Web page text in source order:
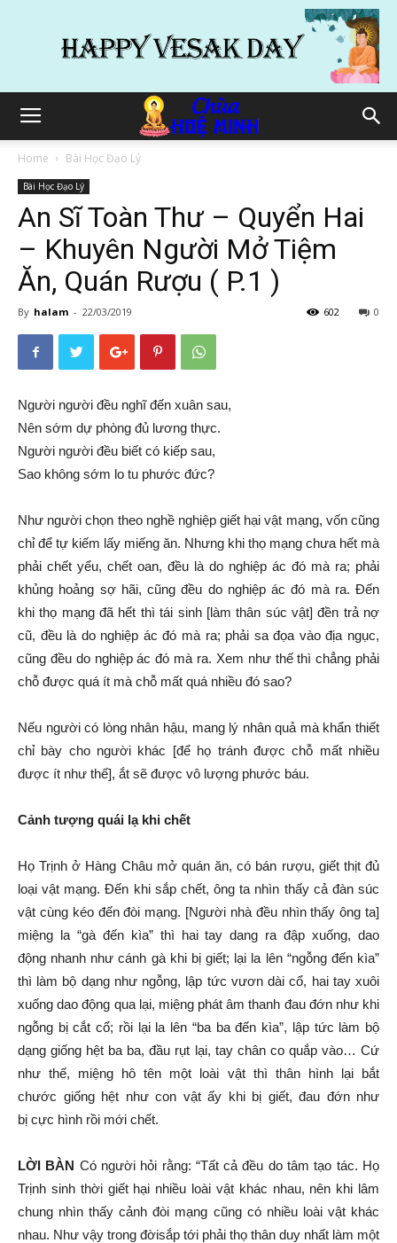
Home Bài Học Đạo Lý
Bài Học Đạo Lý
An Sĩ Toàn Thư – Quyển Hai
– Khuyên Người Mở Tiệm
Ăn, Quán Rượu ( P.1 )
By halam - 22/03/2019 0
602
Người người đều nghĩ đến xuân sau,
Nên sớm dự phòng đủ lương thực.
Người người đều biết có kiếp sau,
Sao không sớm lo tu phước đức?
Như người chọn theo nghề nghiệp giết hại vật mạng, vốn cũng
chỉ để tự kiếm lấy miếng ăn. Nhưng khi thọ mạng chưa hết mà
phải chết yểu, chết oan, đều là do nghiệp ác đó mà ra; phải
khủng hoảng sợ hãi, cũng đều do nghiệp ác đó mà ra. Đến
khithọ mạngđã hết thìtái sinh[làm thân súc vật] đền trả nợ
cũ, đều là do nghiệp ác đó mà ra; phải sa đọa vàođịa ngục,
cũng đều do nghiệp ác đó mà ra. Xem nhưthế thì chẳng phải
chỗ được quá ít mà chỗ mất quá nhiều đó sao?
Nếu người có lòng nhân hậu, mang lý nhân quả mà khẩn thiết
chỉ bày cho người khác [để họ tránh được chỗ mất nhiều
được ít như thế], ắt sẽ được vô lượng phước báu.
Cảnh tượng quái lạkhi chết
Họ Trịnh ở Hàng Châumở quán ăn, có bán rượu, giết thịt đủ
loại vật mạng. Đến khi sắp chết, ông ta nhìn thấy cả đàn súc
vật cùng kéo đến đòi mạng. [Người nhà đều nhìn thấy ông ta]
miệng la “gà đến kìa” thì hai tay dang ra đập xuống, dao
động nhanh như cánh gà khi bị giết; lại la lên “ngỗng đến kìa”
thì làm bộ dạng như ngỗng, lập tức vươn dài cổ, hai tay xuôi
xuốngdao động qua lại, miệng phát âm thanh đau đớnnhư khi
ngỗng bị cắt cổ; rồi lại la lên “ba ba đến kìa”, lập tức làm bộ
dạnggiống hệt ba ba, đầu rụt lại, tay chân co quắp vào… Cứ
như thế, miệng hô tên một loài vật thì thân hìnhlại bắt
chước giống hệt như con vật ấy khi bị giết, đau đớnnhư
bị cực hình rồi mới chết.
LỜI BÀN Có người hỏi rằng: “Tất cả đều do tâm tạo tác. Họ
Trịnh sinh thờigiết hại nhiều loài vật khác nhau, nên khi lâm
chung nhìn thấy cảnh đòi mạng cũng có nhiều loài vật khác
nhau. Như vậy trong đờisắp tới phải thọ thân duy nhất làm một